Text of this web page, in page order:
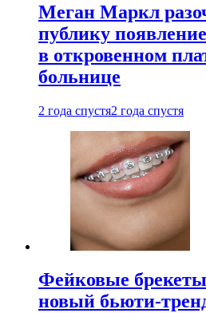
Меган Маркл
публику
в откровенном
больнице
2 года спустя2 года спустя
Фейковые
новый бьюти-